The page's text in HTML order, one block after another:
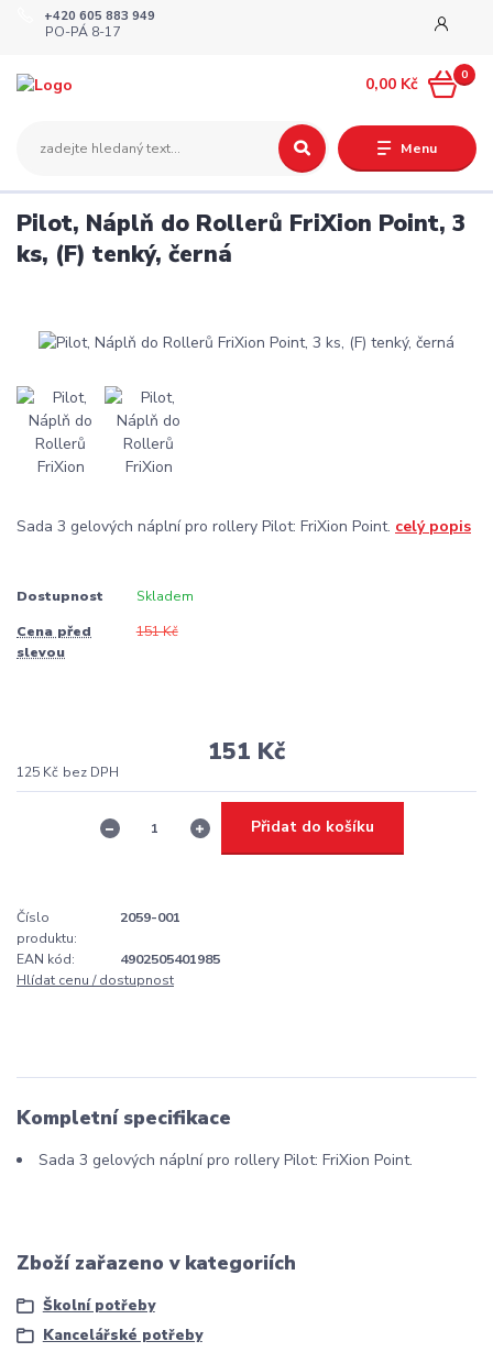
Menu
+420 605 883 949
PO-PÁ 8-17
0
0,00 Kč
Pilot, Náplň do Rollerů FriXion Point, 3
ks, (F) tenký, černá
Sada 3 gelových náplní pro rollery Pilot: FriXion Point. celý popis
Dostupnost Skladem
Cena před
slevou
151 Kč
151 Kč
125 Kč bez DPH
Přidat do košíku
Číslo
produktu:
2059-001
EAN kód:
4902505401985
Hlídat cenu / dostupnost
Kompletní specifikace
Sada 3 gelových náplní pro rollery Pilot: FriXion Point.
Zboží zařazeno v kategoriích
Školní potřeby
Kancelářské potřeby